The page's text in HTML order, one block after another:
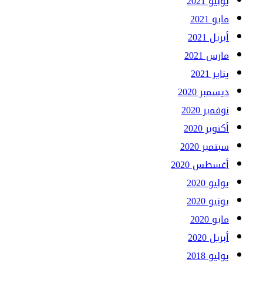
مايو 2021
أبريل 2021
مارس 2021
يناير 2021
ديسمبر 2020
نوفمبر 2020
أكتوبر 2020
سبتمبر 2020
أغسطس 2020
يوليو 2020
يونيو 2020
مايو 2020
أبريل 2020
يوليو 2018